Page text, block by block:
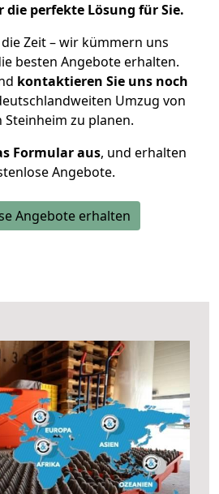
die perfekte Lösung für Sie.
Zeit – wir kümmern uns
besten Angebote erhalten.
kontaktieren Sie uns noch
Umzug von
Steinheim zu planen.
Formular aus, und erhalten
Angebote.
Angebote erhalten